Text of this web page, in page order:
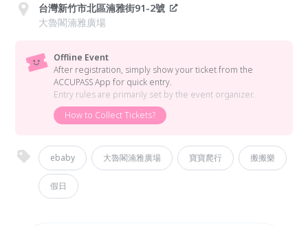
台灣新竹市北區湳雅街91-2號
大魯閣湳雅廣場
Offline Event
After registration, simply show your ticket from the
ACCUPASS App for quick entry.
Entry rules are primarily set by the event organizer.
How to Collect Tickets?
ebaby 大魯閣湳雅廣場 寶寶爬行 搬搬樂
假日